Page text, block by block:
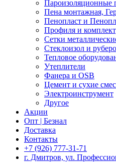
Пароизоляционные
Пена монтажная,
Пенопласт и
Профиля и
Сетки
Стеклоизол и
Тепловое
Утеплители
Фанера и OSB
Цемент и сухие
Электроинструмент
Другое
Акции
Опт | Безнал
Доставка
Контакты
+7 (926) 777-31-71
г. Дмитров, ул.